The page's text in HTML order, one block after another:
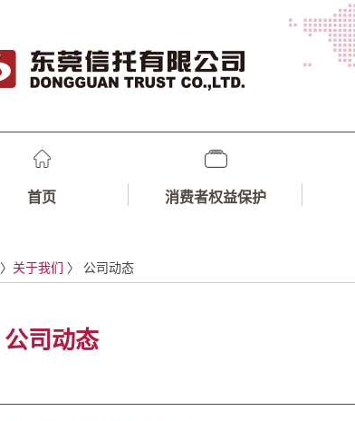
首页 消费者权益保护
〉 关于我们 〉 公司动态
公司动态